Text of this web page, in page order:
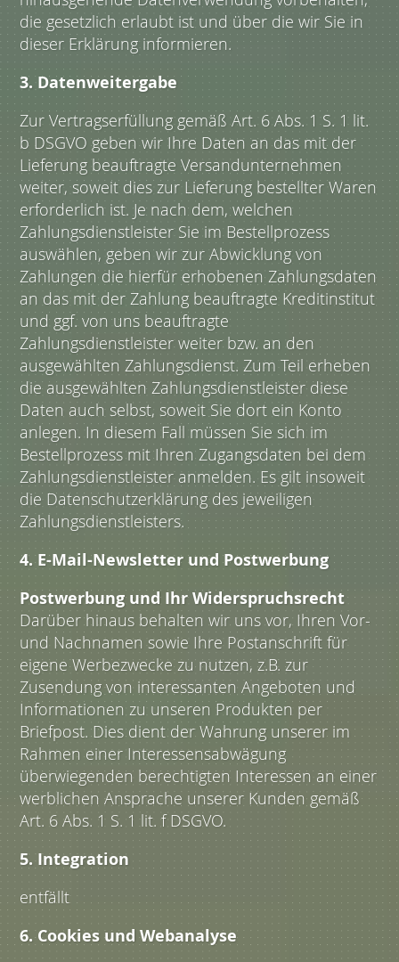
die gesetzlich erlaubt ist und über die wir Sie in
dieser Erklärung informieren.
3. Datenweitergabe
Zur Vertragserfüllung gemäß Art. 6 Abs. 1 S. 1 lit.
b DSGVO geben wir Ihre Daten an das mit der
Lieferung beauftragte Versandunternehmen
weiter, soweit dies zur Lieferung bestellter Waren
erforderlich ist. Je nach dem, welchen
Zahlungsdienstleister Sie im Bestellprozess
auswählen, geben wir zur Abwicklung von
Zahlungen die hierfür erhobenen Zahlungsdaten
an das mit der Zahlung beauftragte Kreditinstitut
und ggf. von uns beauftragte
Zahlungsdienstleister weiter bzw. an den
ausgewählten Zahlungsdienst. Zum Teil erheben
die ausgewählten Zahlungsdienstleister diese
Daten auch selbst, soweit Sie dort ein Konto
anlegen. In diesem Fall müssen Sie sich im
Bestellprozess mit Ihren Zugangsdaten bei dem
Zahlungsdienstleister anmelden. Es gilt insoweit
die Datenschutzerklärung des jeweiligen
Zahlungsdienstleisters.
4. E-Mail-Newsletter und Postwerbung
Postwerbung und Ihr Widerspruchsrecht
Darüber hinaus behalten wir uns vor, Ihren Vor-
und Nachnamen sowie Ihre Postanschrift für
eigene Werbezwecke zu nutzen, z.B. zur
Zusendung von interessanten Angeboten und
Informationen zu unseren Produkten per
Briefpost. Dies dient der Wahrung unserer im
Rahmen einer Interessensabwägung
überwiegenden berechtigten Interessen an einer
werblichen Ansprache unserer Kunden gemäß
Art. 6 Abs. 1 S. 1 lit. f DSGVO.
5. Integration
entfällt
6. Cookies und Webanalyse